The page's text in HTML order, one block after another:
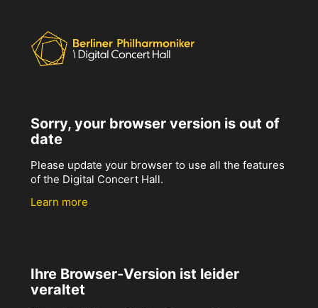
Sorry, your browser version is out of
date
Please update your browser to use all the features
of the Digital Concert Hall.
Learn more
Ihre Browser-Version ist leider
veraltet